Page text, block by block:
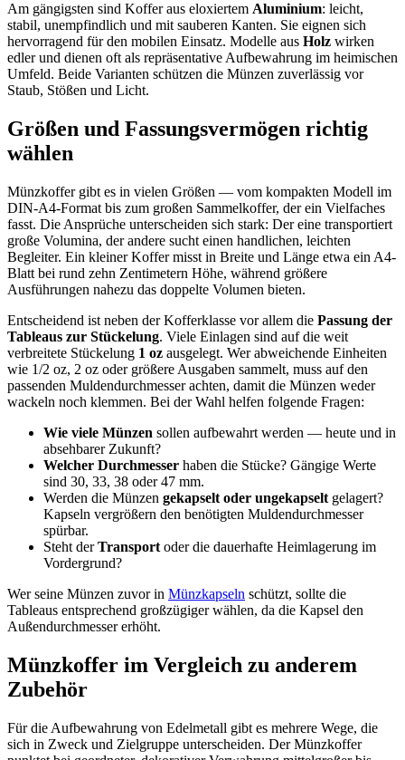
Am gängigsten sind Koffer aus eloxiertem Aluminium: leicht,
stabil, unempfindlich und mit sauberen Kanten. Sie eignen sich
hervorragend für den mobilen Einsatz. Modelle aus Holz wirken
edler und dienen oft als repräsentative Aufbewahrung im heimischen
Umfeld. Beide Varianten schützen die Münzen zuverlässig vor
Staub, Stößen und Licht.
Größen und Fassungsvermögen richtig
wählen
Münzkoffer gibt es in vielen Größen — vom kompakten Modell im
DIN-A4-Format bis zum großen Sammelkoffer, der ein Vielfaches
fasst. Die Ansprüche unterscheiden sich stark: Der eine transportiert
große Volumina, der andere sucht einen handlichen, leichten
Begleiter. Ein kleiner Koffer misst in Breite und Länge etwa ein A4-
Blatt bei rund zehn Zentimetern Höhe, während größere
Ausführungen nahezu das doppelte Volumen bieten.
Entscheidend ist neben der Kofferklasse vor allem die Passung der
Tableaus zur Stückelung. Viele Einlagen sind auf die weit
verbreitete Stückelung 1 oz ausgelegt. Wer abweichende Einheiten
wie 1/2 oz, 2 oz oder größere Ausgaben sammelt, muss auf den
passenden Muldendurchmesser achten, damit die Münzen weder
wackeln noch klemmen. Bei der Wahl helfen folgende Fragen:
Wie viele Münzen sollen aufbewahrt werden — heute und in
absehbarer Zukunft?
Welcher Durchmesser haben die Stücke? Gängige Werte
sind 30, 33, 38 oder 47 mm.
Werden die Münzen gekapselt oder ungekapselt gelagert?
Kapseln vergrößern den benötigten Muldendurchmesser
spürbar.
Steht derTransport oder die dauerhafte Heimlagerung im
Vordergrund?
Wer seine Münzen zuvor in Münzkapseln schützt, sollte die
Tableaus entsprechend großzügiger wählen, da die Kapsel den
Außendurchmesser erhöht.
Münzkoffer im Vergleich zu anderem
Zubehör
Für die Aufbewahrung von Edelmetall gibt es mehrere Wege, die
sich in Zweck und Zielgruppe unterscheiden. Der Münzkoffer